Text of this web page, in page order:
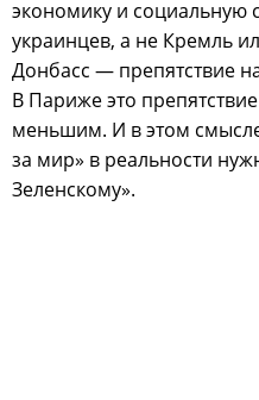
экономику и социальную
украинцев, а не Кремль
Донбасс — препятствие
В Париже это
меньшим. И в этом
за мир» в реальности
Зеленскому».